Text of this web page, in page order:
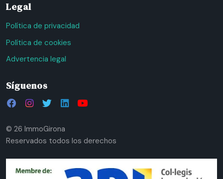
Legal
Política de privacidad
Política de cookies
Advertencia legal
Síguenos
© 26 ImmoGirona
Reservados todos los derechos